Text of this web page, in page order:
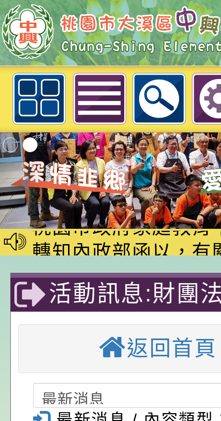
財團法人信誼基金會於11／1（六
機就暴走？現代家長必學的3C教
理師】線上親職講座，請家長踴躍
免費。-桃園市大溪區中興國民小學
「2026桃園市孔廟
動—儒門初開 智慧
桃園市政府家庭教育
家8月課程資訊」、
電影營」、「祖孫樂
「愛『原原』不絕-
樂會」、「邁向下一
列講座及成長團體
轉知內政部函以，有
員會函釋公務員留職
赴陸應申請許可一案
中興國民小學115學
期第1次第7-9招代
甄選公告
本校「115學年度國
校課程計畫」核定一
轉知教育部國民及學
辦理「115年度教育
前教育署辦理性別平
置課程與教學人才庫
公告:桃園市政府腸
施問答集
轉知:桃園市交通局
減碳存摺2.0」全民
桃園市政府家庭教
活動訊息:財團
基金會於11／
舉辦【不給手
走？現代家長
返回首頁